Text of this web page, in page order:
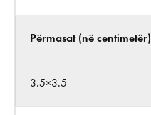
Përmasat (në centimetër)
3.5×3.5